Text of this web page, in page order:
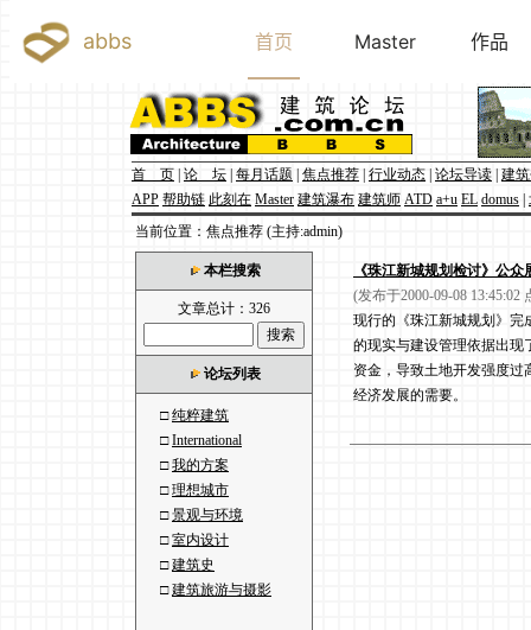
首 页 论 坛 每月话题 焦点推荐 行业动态 论坛导读 建
APP 帮助链 此刻在 Master 建筑瀑布 建筑师 ATD a+u EL domus
当前位置：焦点推荐 (主持:admin)
本栏搜索
文章总计：326
论坛列表
□纯粹建筑
□International
□我的方案
□理想城市
□景观与环境
□室内设计
□建筑史
□建筑旅游与摄影
《珠江新城规划检讨》公众
(发布于2000-09-08 13:45:02
现行的《珠江新城规划》完
的现实与建设管理依据出现
资金，导致土地开发强度
经济发展的需要。